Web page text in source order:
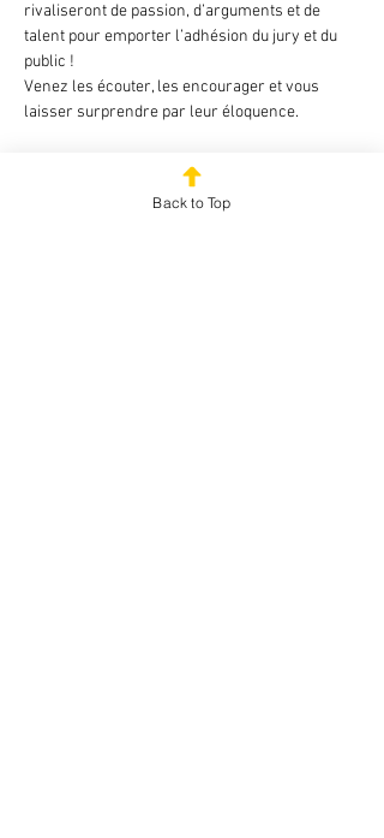
rivaliseront de passion, d’arguments et de
talent pour emporter l’adhésion du jury et du
public !
Venez les écouter, les encourager et vous
laisser surprendre par leur éloquence.
En partenariat avec la Ligue de l’Enseignement
et de l’Education permanente de Charleroi –
Edition spéciale Namur et le Parlement  de la
Back to Top